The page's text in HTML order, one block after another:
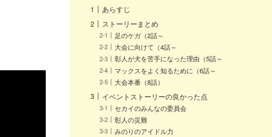
あらすじ
ストーリーまとめ
足のケガ（2話～
大会に向けて（4話～
彰人が犬を苦手になった理由（5話～
マックスをよく知るために（6話～
大会本番（8話）
イベントストーリーの良かった点
セカイのみんなの委員会
彰人の災難
みのりのアイドル力